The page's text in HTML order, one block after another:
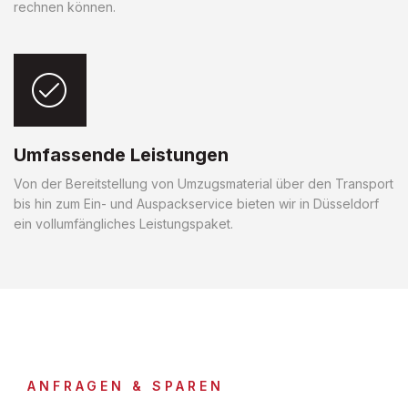
rechnen können.
Umfassende Leistungen
Von der Bereitstellung von Umzugsmaterial über den Transport
bis hin zum Ein- und Auspackservice bieten wir in Düsseldorf
ein vollumfängliches Leistungspaket.
ANFRAGEN & SPAREN